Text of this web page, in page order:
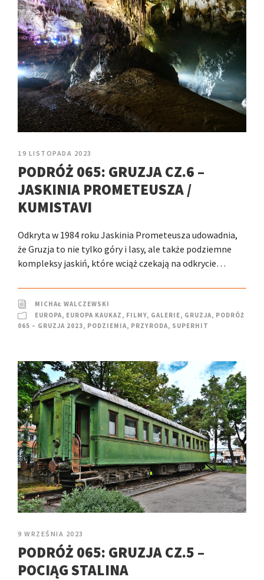
19 LISTOPADA 2023
PODRÓŻ 065: GRUZJA CZ.6 –
JASKINIA PROMETEUSZA /
KUMISTAVI
Odkryta w 1984 roku Jaskinia Prometeusza udowadnia,
że Gruzja to nie tylko góry i lasy, ale także podziemne
kompleksy jaskiń, które wciąż czekają na odkrycie…
MICHAŁ WALCZEWSKI
EUROPA, EUROPA KAUKAZ , FILMY, GALERIE, GRUZJA, PODRÓŻ
065 – GRUZJA 2023, PODZIEMIA, PRZYRODA, SUPERHIT
9 WRZEŚNIA 2023
PODRÓŻ 065: GRUZJA CZ.5 –
POCIĄG STALINA